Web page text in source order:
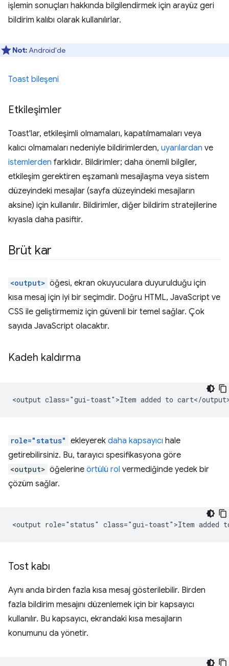
işlemin sonuçları hakkında bilgilendirmek için arayüz geri
bildirim kalıbı olarak kullanılırlar.
Not:Android'de
Toast bileşeni
Etkileşimler
Toast'lar, etkileşimli olmamaları, kapatılmamaları veya
kalıcı olmamaları nedeniyle bildirimlerden, uyarılardan ve
istemlerden farklıdır. Bildirimler; daha önemli bilgiler,
etkileşim gerektiren eşzamanlı mesajlaşma veya sistem
düzeyindeki mesajlar (sayfa düzeyindeki mesajların
aksine) için kullanılır. Bildirimler, diğer bildirim stratejilerine
kıyasla daha pasiftir.
Brüt kar
<output> öğesi, ekran okuyuculara duyurulduğu için
kısa mesaj için iyi bir seçimdir. Doğru HTML, JavaScript ve
CSS ile geliştirmemiz için güvenli bir temel sağlar. Çok
sayıda JavaScript olacaktır.
Kadeh kaldırma
role="status" ekleyerek daha kapsayıcı hale
getirebilirsiniz. Bu, tarayıcı spesifikasyona göre
<output> öğelerine örtülü rol vermediğinde yedek bir
çözüm sağlar.
Tost kabı
Aynı anda birden fazla kısa mesaj gösterilebilir. Birden
fazla bildirim mesajını düzenlemek için bir kapsayıcı
kullanılır. Bu kapsayıcı, ekrandaki kısa mesajların
konumunu da yönetir.